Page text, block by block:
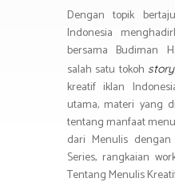
Dengan topik
Indonesia
bersama Budiman
salah satu tokoh
kreatif iklan
utama, materi yang
tentang manfaat
dari Menulis
Series, rangkaian
Tentang Menulis